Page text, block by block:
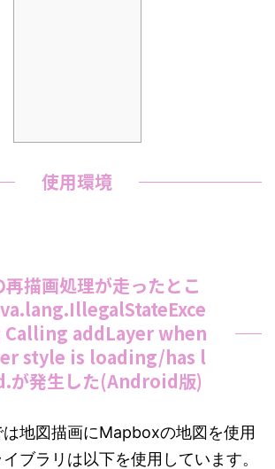
使用環境
再描画処理が走ったとこ
addLayer when
style is loading/has l
が発生した(Android版)
地図描画にMapboxの地図を使用
ブラリは以下を使用しています。